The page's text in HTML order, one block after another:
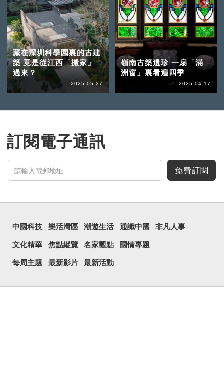
藏在深圳科學園裏的古建
築 竟是從江西「搬家」
過來？
2025-05-27
嶺南古築遺珍 一扇「滿
洲窗」裏看遍四季
2025-04-17
訂閱電子通訊
免費訂閱
中國科技 樂活灣區 潮遊生活 通識中國 非凡人事
文化精華 焦點縱覽 名家觀點 國情專題
每周主題 最新影片 最新活動